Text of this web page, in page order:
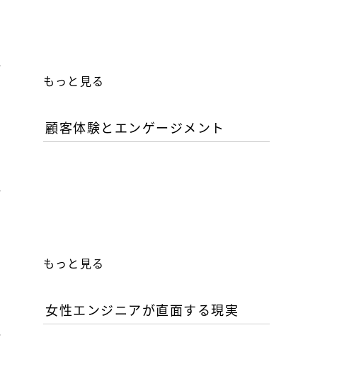
もっと見る
顧客体験とエンゲージメント
もっと見る
女性エンジニアが直面する現実